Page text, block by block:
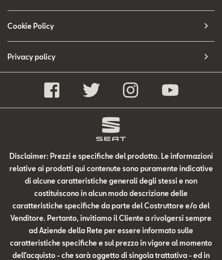
Cookie Policy
Privacy policy
Disclaimer: Prezzi e specifiche del prodotto. Le informazioni
relative ai prodotti qui contenute sono puramente indicative
di alcune caratteristiche generali degli stessi e non
costituiscono in alcun modo descrizione delle
caratteristiche specifiche da parte del Costruttore e/o del
Venditore. Pertanto, invitiamo il Cliente a rivolgersi sempre
ad Aziende della Rete per essere informato sulle
caratteristiche specifiche e sul prezzo in vigore al momento
dell’acquisto - che sarà oggetto di singola trattativa - ed in